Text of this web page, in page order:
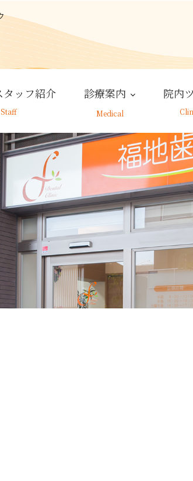
タッフ紹介 診療案内 院内